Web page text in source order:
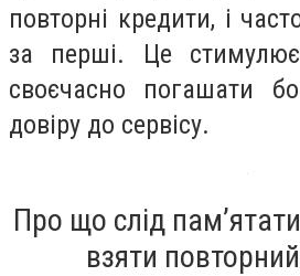
повторні кредити, і
за перші. Це стимулює
своєчасно погашати
довіру до сервісу.
Про що слід
взяти